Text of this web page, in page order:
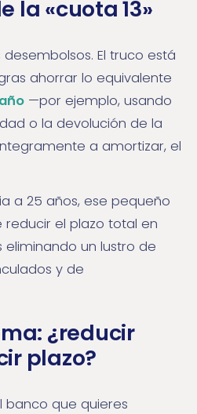
la «cuota 13»
El truco está
ahorrar lo equivalente
—por ejemplo, usando
o la devolución de la
a amortizar, el
a 25 años, ese pequeño
el plazo total en
eliminando un lustro de
y de
¿reducir
plazo?
banco que quieres